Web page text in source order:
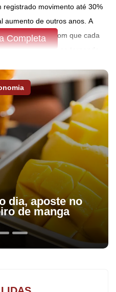
registrado movimento até 30%
aumento de outros anos. A
tem feito com que cada
pela greve, se tornando
em Apucarana, Michele Patzer
Completa
dia, aposte no
de manga